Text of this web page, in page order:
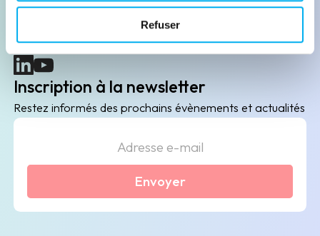
Refuser
B2B de data marketing, gestion des risques
client/fournisseur et conformité.
(nouvelle fenêtre)
(nouvelle fenêtre)
Inscription à la newsletter
Restez informés des prochains évènements et actualités
Envoyer